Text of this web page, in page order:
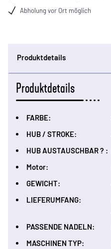
Abholung vor Ort möglich
Produktdetails
Produktdetails
FARBE:
HUB / STROKE:
HUB AUSTAUSCHBAR ? :
Motor:
GEWICHT:
LIEFERUMFANG:
PASSENDE NADELN:
MASCHINEN TYP: